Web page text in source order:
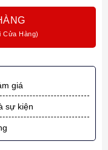
giá
sự kiện